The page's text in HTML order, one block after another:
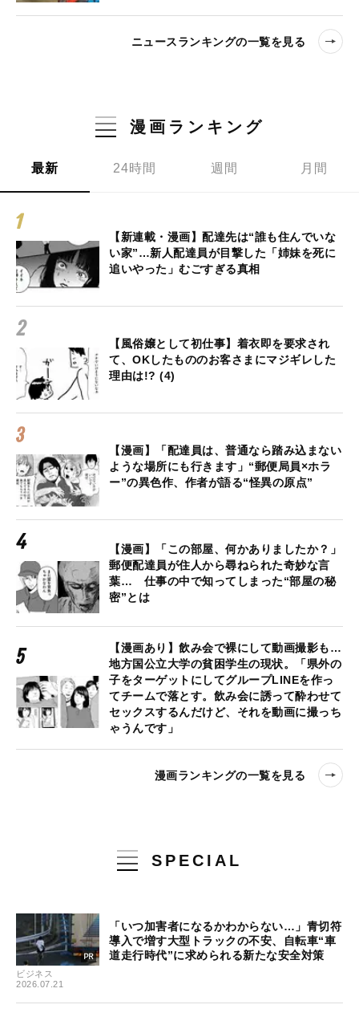
ニュースランキングの一覧を見る
漫画ランキング
最新 24時間 週間 月間
【新連載・漫画】配達先は“誰も住んでいな
い家”…新人配達員が目撃した「姉妹を死に
追いやった」むごすぎる真相
【風俗嬢として初仕事】着衣即を要求され
て、OKしたもののお客さまにマジギレした
理由は!? (4)
【漫画】「配達員は、普通なら踏み込まない
ような場所にも行きます」“郵便局員×ホラ
ー”の異色作、作者が語る“怪異の原点”
【漫画】「この部屋、何かありましたか？」
郵便配達員が住人から尋ねられた奇妙な言
葉… 仕事の中で知ってしまった“部屋の秘
密”とは
【漫画あり】飲み会で裸にして動画撮影も…
地方国公立大学の貧困学生の現状。「県外の
子をターゲットにしてグループLINEを作っ
てチームで落とす。飲み会に誘って酔わせて
セックスするんだけど、それを動画に撮っち
ゃうんです」
漫画ランキングの一覧を見る
SPECIAL
ビジネス
2026.07.21
「いつ加害者になるかわからない…」青切符
導入で増す大型トラックの不安、自転車“車
道走行時代”に求められる新たな安全対策